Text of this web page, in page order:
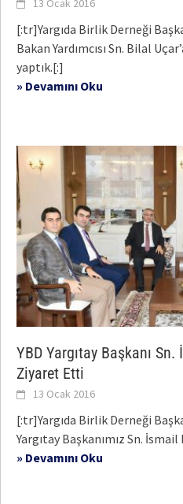
13 Ocak 2016
[:tr]Yargıda Birlik Derneği
Bakan Yardımcısı Sn. Bilal
yaptık.[:]
» Devamını Oku
YBD Yargıtay Başkanı
Ziyaret Etti
13 Ocak 2016
[:tr]Yargıda Birlik Derneği
Yargıtay Başkanımız Sn.
» Devamını Oku